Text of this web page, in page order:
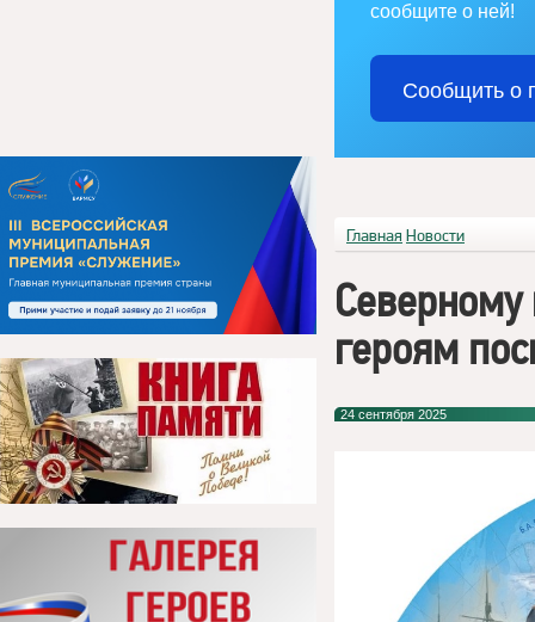
сообщите о ней!
Сообщить о
Главная Новости
Северному
героям
24 сентября 2025